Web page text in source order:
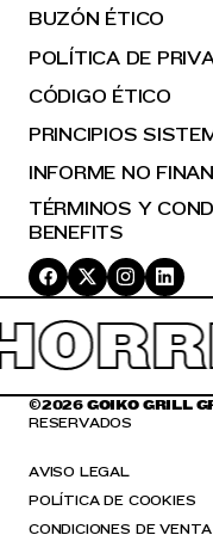
BUZÓN ÉTICO
POLÍTICA DE
CÓDIGO ÉTICO
PRINCIPIOS
INFORME NO
TÉRMINOS Y
BENEFITS
©2026 GOIKO GRILL
RESERVADOS
AVISO LEGAL
POLÍTICA DE COOKIES
CONDICIONES DE VENTA